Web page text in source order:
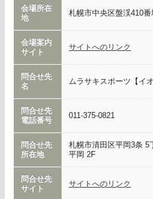
会場所在
地
札幌市中央区盤渓410番
会場案内
サイト
サイトへのリンク
問合せ先
名
ムラサキスポーツ【イ
問合せ先
電話番号
011-375-0821
問合せ先
所在地
札幌市清田区平岡3条 5
平岡 2F
問合せ先
サイト
サイトへのリンク